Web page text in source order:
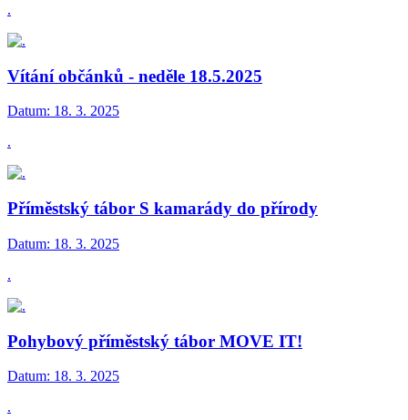
.
Vítání občánků - neděle 18.5.2025
Datum: 18. 3. 2025
.
Příměstský tábor S kamarády do přírody
Datum: 18. 3. 2025
.
Pohybový příměstský tábor MOVE IT!
Datum: 18. 3. 2025
.